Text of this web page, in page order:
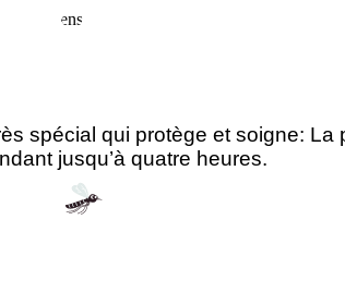
spécial qui protège et soigne:
jusqu’à quatre heures.